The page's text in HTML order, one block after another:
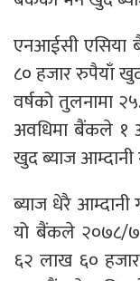
एनआईसी
८० हजार रुपैयाँ
वर्षको तुलनामा
अवधिमा बैंकले १
खुद ब्याज आम्दानी
ब्याज धेरै
यो बैंकले २०७८/७९
६२ लाख ६०